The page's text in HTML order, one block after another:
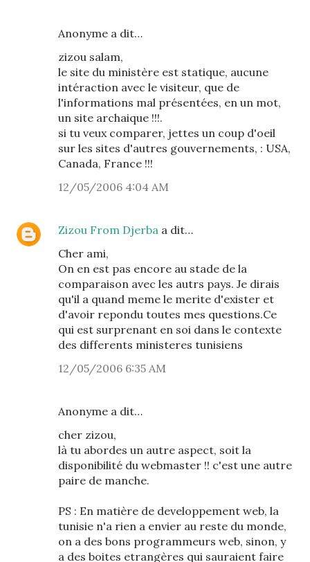
Anonyme a dit…
zizou salam,
le site du ministère est statique, aucune
intéraction avec le visiteur, que de
l'informations mal présentées, en un mot,
un site archaique !!!.
si tu veux comparer, jettes un coup d'oeil
sur les sites d'autres gouvernements, : USA,
Canada, France !!!
12/05/2006 4:04 AM
Zizou From Djerba a dit…
Cher ami,
On en est pas encore au stade de la
comparaison avec les autrs pays. Je dirais
qu'il a quand meme le merite d'exister et
d'avoir repondu toutes mes questions.Ce
qui est surprenant en soi dans le contexte
des differents ministeres tunisiens
12/05/2006 6:35 AM
Anonyme a dit…
cher zizou,
là tu abordes un autre aspect, soit la
disponibilité du webmaster !! c'est une autre
paire de manche.
PS : En matière de developpement web, la
tunisie n'a rien a envier au reste du monde,
on a des bons programmeurs web, sinon, y
a des boites etrangères qui sauraient faire